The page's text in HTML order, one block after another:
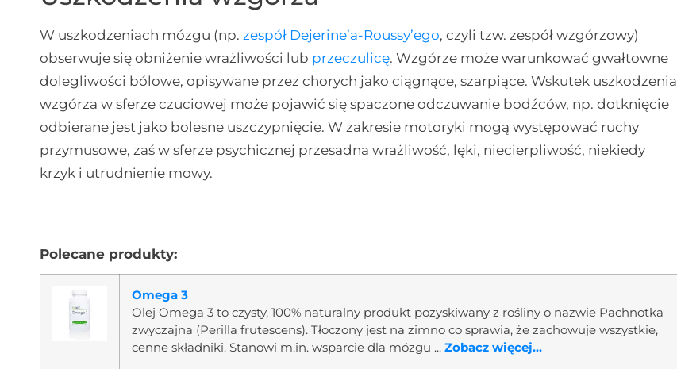
W uszkodzeniach mózgu (np.zespół Dejerine’a-Roussy’ego, czyli tzw. zespół wzgórzowy)
obserwuje się obniżenie wrażliwości lub przeczulicę. Wzgórze może warunkować gwałtowne
dolegliwości bólowe, opisywane przez chorych jako ciągnące, szarpiące. Wskutek uszkodzenia
wzgórza w sferze czuciowej może pojawić się spaczone odczuwanie bodźców, np. dotknięcie
odbierane jest jako bolesne uszczypnięcie. W zakresie motoryki mogą występować ruchy
przymusowe, zaś w sferze psychicznej przesadna wrażliwość, lęki, niecierpliwość, niekiedy
krzyk i utrudnienie mowy.
Polecane produkty:
Omega 3
Olej Omega 3 to czysty, 100% naturalny produkt pozyskiwany z rośliny o nazwie Pachnotka
zwyczajna (Perilla frutescens). Tłoczony jest na zimno co sprawia, że zachowuje wszystkie,
cenne składniki. Stanowi m.in. wsparcie dla mózgu ...Zobacz więcej...